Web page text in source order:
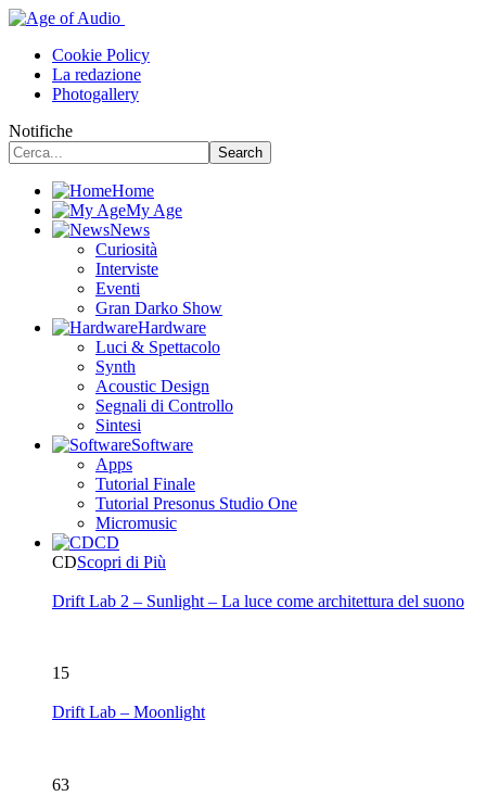
Cookie Policy
La redazione
Photogallery
Notifiche
Home
My Age
News
Curiosità
Interviste
Eventi
Gran Darko Show
Hardware
Luci & Spettacolo
Synth
Acoustic Design
Segnali di Controllo
Sintesi
Software
Apps
Tutorial Finale
Tutorial Presonus Studio One
Micromusic
CD
CDScopri di Più
Drift Lab 2 – Sunlight – La luce come architettura del suono
15
Drift Lab – Moonlight
63